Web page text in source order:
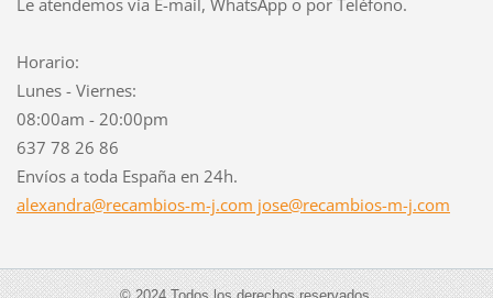
Le atendemos vía E-mail, WhatsApp o por Teléfono.
Horario:
Lunes - Viernes:
08:00am - 20:00pm
637 78 26 86
Envíos a toda España en 24h.
alexandra@recambios-m-j.com jose@recambios-m-j.com